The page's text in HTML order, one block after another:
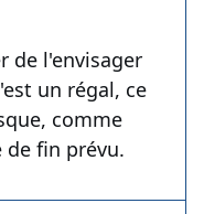
de l'envisager
un régal, ce
comme
de fin prévu.